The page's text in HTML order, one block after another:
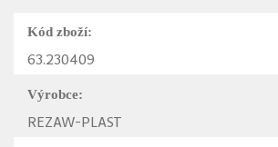
Kód zboží:
63.230409
Výrobce:
REZAW-PLAST